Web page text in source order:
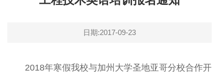
日期:2017-09-23
2018年寒假我校与加州大学圣地亚哥分校合作开